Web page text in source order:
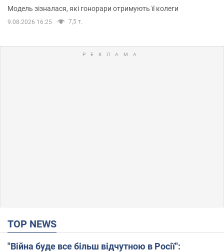
Модель зізналася, які гонорари отримують її колеги
9.08.2026 16:25 7,5 т.
TOP NEWS
"Війна буде все більш відчутною в Росії":